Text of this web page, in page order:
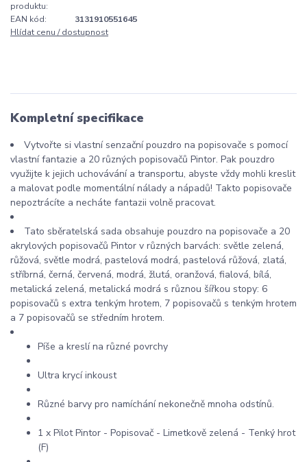
produktu:
EAN kód:
3131910551645
Hlídat cenu / dostupnost
Kompletní specifikace
Vytvořte si vlastní senzační pouzdro na popisovače s pomocí
vlastní fantazie a 20 různých popisovačů Pintor. Pak pouzdro
využijte k jejich uchovávání a transportu, abyste vždy mohli kreslit
a malovat podle momentální nálady a nápadů! Takto popisovače
nepoztrácíte a necháte fantazii volně pracovat.
Tato sběratelská sada obsahuje pouzdro na popisovače a 20
akrylových popisovačů Pintor v různých barvách: světle zelená,
růžová, světle modrá, pastelová modrá, pastelová růžová, zlatá,
stříbrná, černá, červená, modrá, žlutá, oranžová, fialová, bílá,
metalická zelená, metalická modrá s různou šířkou stopy: 6
popisovačů s extra tenkým hrotem, 7 popisovačů s tenkým hrotem
a 7 popisovačů se středním hrotem.
Píše a kreslí na různé povrchy
Ultra krycí inkoust
Různé barvy pro namíchání nekonečně mnoha odstínů.
1 x Pilot Pintor - Popisovač - Limetkově zelená - Tenký hrot
(F)